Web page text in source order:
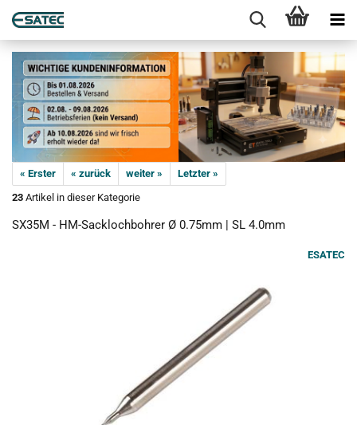
« Erster « zurück weiter »
Letzter »
23 Artikel in dieser Kategorie
SX35M - HM-Sacklochbohrer Ø 0.75mm | SL 4.0mm
ESATEC